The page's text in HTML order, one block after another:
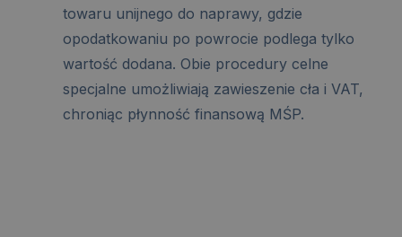
towaru unijnego do naprawy, gdzie
opodatkowaniu po powrocie podlega tylko
wartość dodana. Obie procedury celne
specjalne umożliwiają zawieszenie cła i VAT,
chroniąc płynność finansową MŚP.